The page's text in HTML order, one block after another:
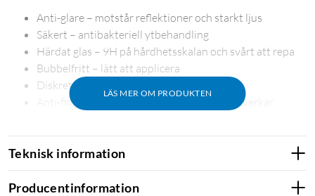
LÄS MER OM PRODUKTEN
Anti-glare – motstår reflektioner och starkt ljus
Säkert – antibakteriell ytbehandling
Härdat glas – 9H på hårdhetsskalan och svårt att repa
Bubbelfritt – lätt att applicera
Diskret – bara 0,6 mm tunt
Anti-fingeravtryck – specialbeläggning motverkar
Slät och responsiv – skärmen bibehåller 100%
responsivitet
I förpackningen
Teknisk information
Producentinformation